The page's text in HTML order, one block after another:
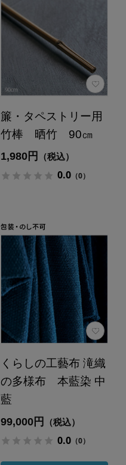
簾・タペストリー用
竹棒 晒竹 90㎝
1,980円 （税込）
0.0（0）
くらしの工藝布 滝織
の多様布 本藍染 中
藍
99,000円 （税込）
0.0（0）